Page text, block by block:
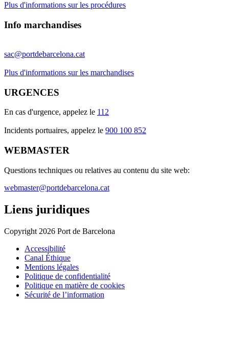
Plus d'informations sur les procédures
Info marchandises
sac@portdebarcelona.cat
Plus d'informations sur les marchandises
URGENCES
En cas d'urgence, appelez le 112
Incidents portuaires, appelez le 900 100 852
WEBMASTER
Questions techniques ou relatives au contenu du site web:
webmaster@portdebarcelona.cat
Liens juridiques
Copyright 2026 Port de Barcelona
Accessibilité
Canal Éthique
Mentions légales
Politique de confidentialité
Politique en matière de cookies
Sécurité de l’information